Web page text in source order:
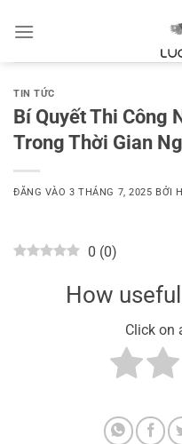
qua
TIN TỨC
Bí Quyết Thi Công
Trong Thời Gian
ĐĂNG VÀO3 THÁNG 7, 2025 BỞI
0 (0)
How
Click on